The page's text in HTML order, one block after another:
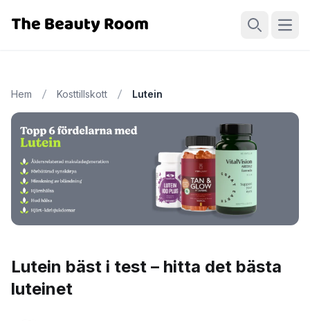
Hem Kosttillskott Lutein
Lutein bäst i test – hitta det bästa
luteinet